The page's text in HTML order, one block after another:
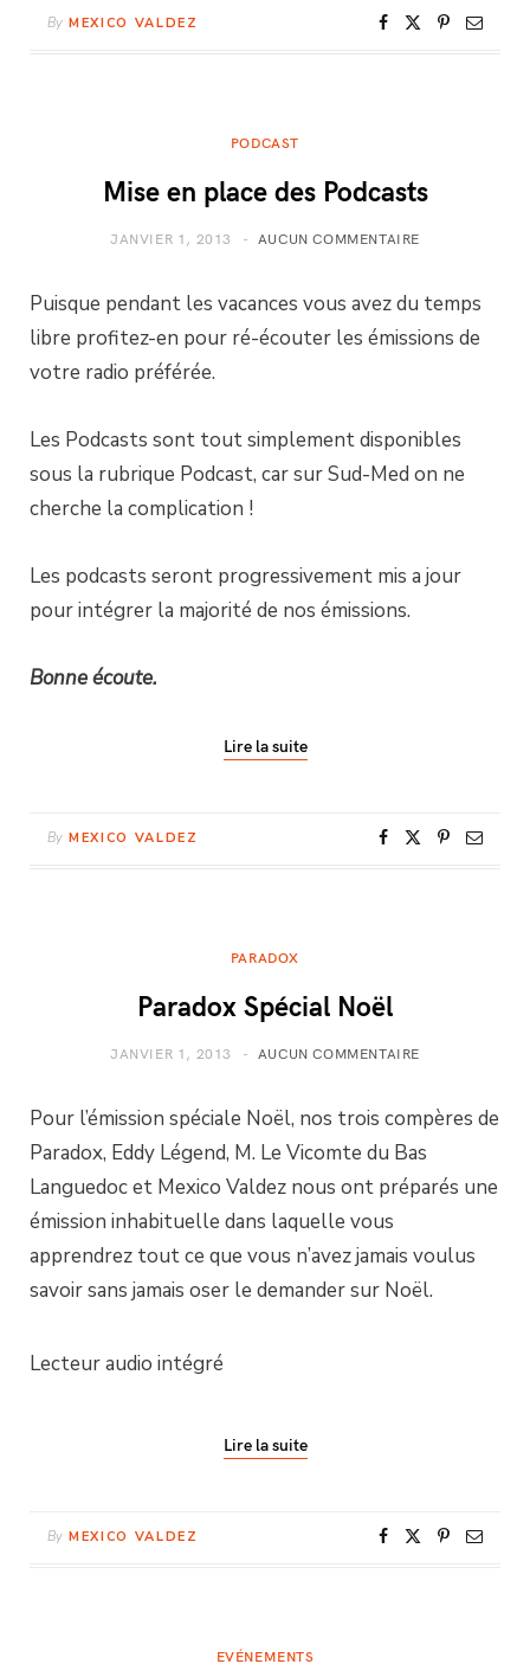
By MEXICO VALDEZ
PODCAST
Mise en place des Podcasts
JANVIER 1, 2013 AUCUN COMMENTAIRE
Puisque pendant les vacances vous avez du temps
libre profitez-en pour ré-écouter les émissions de
votre radio préférée.
Les Podcasts sont tout simplement disponibles
sous la rubrique Podcast, car sur Sud-Med on ne
cherche la complication !
Les podcasts seront progressivement mis a jour
pour intégrer la majorité de nos émissions.
Bonne écoute.
Lire la suite
By MEXICO VALDEZ
PARADOX
Paradox Spécial Noël
JANVIER 1, 2013 AUCUN COMMENTAIRE
Pour l’émission spéciale Noël, nos trois compères de
Paradox, Eddy Légend, M. Le Vicomte du Bas
Languedoc et Mexico Valdez nous ont préparés une
émission inhabituelle dans laquelle vous
apprendrez tout ce que vous n’avez jamais voulus
savoir sans jamais oser le demander sur Noël.
Lecteur audio intégré
Lire la suite
By MEXICO VALDEZ
EVÉNEMENTS